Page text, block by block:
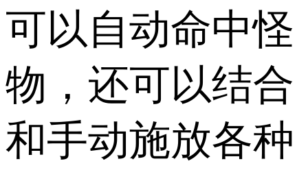
可以自动命中怪
物，还可以结合
和手动施放各种